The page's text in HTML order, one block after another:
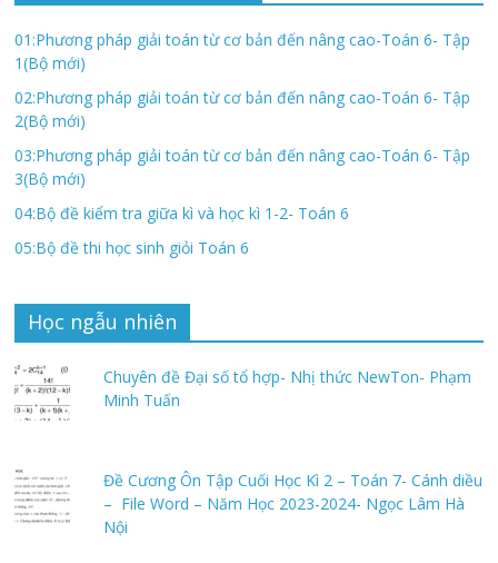
01:Phương pháp giải toán từ cơ bản đến nâng cao-Toán 6- Tập
1(Bộ mới)
02:Phương pháp giải toán từ cơ bản đến nâng cao-Toán 6- Tập
2(Bộ mới)
03:Phương pháp giải toán từ cơ bản đến nâng cao-Toán 6- Tập
3(Bộ mới)
04:Bộ đề kiểm tra giữa kì và học kì 1-2- Toán 6
05:Bộ đề thi học sinh giỏi Toán 6
Học ngẫu nhiên
Chuyên đề Đại số tổ hợp- Nhị thức NewTon- Phạm
Minh Tuấn
Đề Cương Ôn Tập Cuối Học Kì 2 – Toán 7- Cánh diều
– File Word – Năm Học 2023-2024- Ngọc Lâm Hà
Nội